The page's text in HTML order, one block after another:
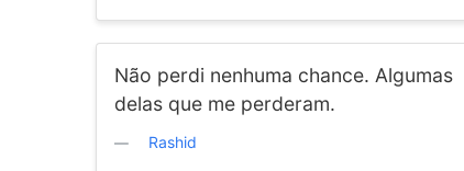
Não perdi nenhuma chance. Algumas
delas que me perderam.
Rashid